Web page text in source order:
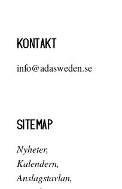
KONTAKT
info@adasweden.se
SITEMAP
Nyheter
Kalendern
Anslagstavlan